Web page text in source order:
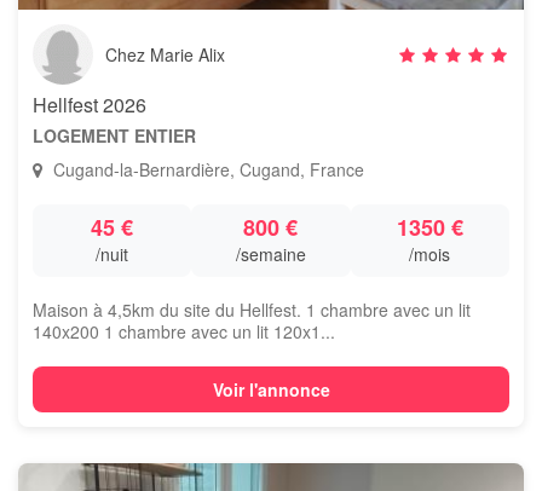
Chez Marie Alix
Hellfest 2026
LOGEMENT ENTIER
Cugand-la-Bernardière, Cugand, France
45 €
/nuit
800 €
/semaine
1350 €
/mois
Maison à 4,5km du site du Hellfest. 1 chambre avec un lit
140x200 1 chambre avec un lit 120x1...
Voir l'annonce